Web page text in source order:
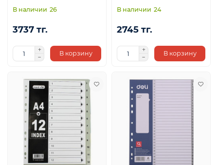
26
3737 тг.
В корзину
24
2745 тг.
В корзину